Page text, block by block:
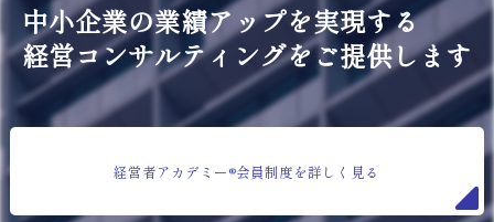
中小企業の業績アップを実現する
経営コンサルティングをご提供します
経営者アカデミー®会員制度を詳しく見る